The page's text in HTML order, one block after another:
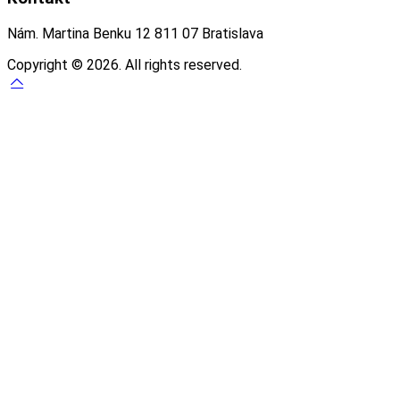
Nám. Martina Benku 12 811 07 Bratislava
Copyright © 2026. All rights reserved.